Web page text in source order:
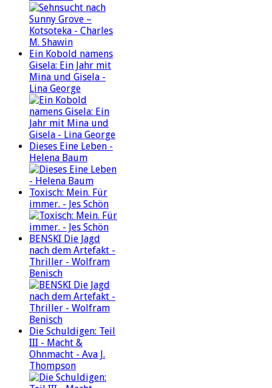
Ein Kobold namens
Gisela: Ein Jahr mit
Mina und Gisela -
Lina George
Dieses Eine Leben -
Helena Baum
Toxisch: Mein. Für
immer. - Jes Schön
BENSKI Die Jagd
nach dem Artefakt -
Thriller - Wolfram
Benisch
Die Schuldigen: Teil
III - Macht &
Ohnmacht - Ava J.
Thompson